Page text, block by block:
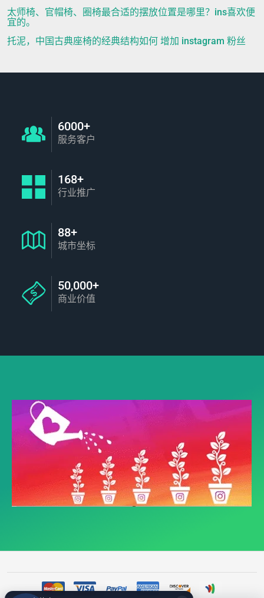
太师椅、官帽椅、圈椅最合适的摆放位置是哪里？ins喜欢便
宜的。
托泥，中国古典座椅的经典结构如何 增加 instagram 粉丝
6000+
服务客户
168+
行业推广
88+
城市坐标
50,000+
商业价值